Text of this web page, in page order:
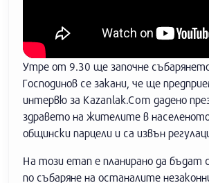
Утре от 9.30 ще започне
Господинов се закани, че ще
интервю за Kazanlak.Com дадено
здравето на жителите в
общински парцели и са извън
На този етап е планирано да бъдат
по събаряне на останалите